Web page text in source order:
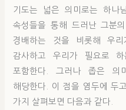
기도는 넓은 의미로는 하
속성들을 통해 드러난 그분
경배하는 것을 비롯해 우
감사하고 우리가 필요로
포함한다. 그러나 좁은 의
해당한다. 이 점을 염두에 두
가지 살펴보면 다음과 같다.